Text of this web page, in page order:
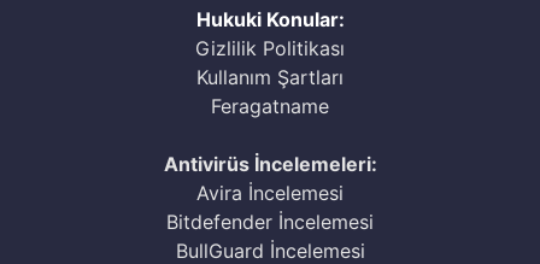
Hukuki Konular:
Gizlilik Politikası
Kullanım Şartları
Feragatname
Antivirüs İncelemeleri:
Avira İncelemesi
Bitdefender İncelemesi
BullGuard İncelemesi